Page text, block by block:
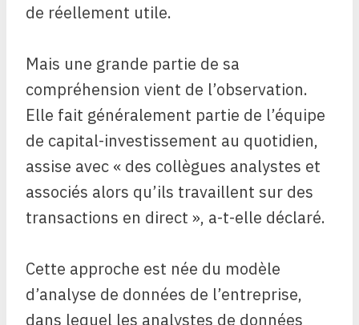
de réellement utile.
Mais une grande partie de sa
compréhension vient de l’observation.
Elle fait généralement partie de l’équipe
de capital-investissement au quotidien,
assise avec « des collègues analystes et
associés alors qu’ils travaillent sur des
transactions en direct », a-t-elle déclaré.
Cette approche est née du modèle
d’analyse de données de l’entreprise,
dans lequel les analystes de données